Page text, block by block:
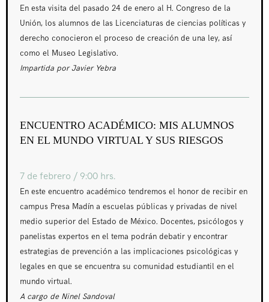
En esta visita del pasado 24 de enero al H. Congreso de la
Unión, los alumnos de las Licenciaturas de ciencias políticas y
derecho conocieron el proceso de creación de una ley, así
como el Museo Legislativo.
Impartida por Javier Yebra
ENCUENTRO ACADÉMICO: MIS ALUMNOS
EN EL MUNDO VIRTUAL Y SUS RIESGOS
7 de febrero / 9:00 hrs.
En este encuentro académico tendremos el honor de recibir en
campus Presa Madín a escuelas públicas y privadas de nivel
medio superior del Estado de México. Docentes, psicólogos y
panelistas expertos en el tema podrán debatir y encontrar
estrategias de prevención a las implicaciones psicológicas y
legales en que se encuentra su comunidad estudiantil en el
mundo virtual.
A cargo de Ninel Sandoval